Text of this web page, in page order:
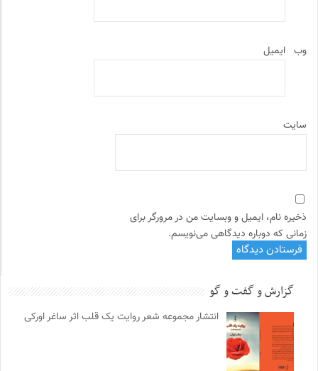
ایمیل وب‌
سایت
ذخیره نام، ایمیل و وبسایت من در مرورگر برای
زمانی که دوباره دیدگاهی می‌نویسم.
گزارش و گفت و گو
انتشار مجموعه شعر روایت یک قلب اثر ساغر اورکی